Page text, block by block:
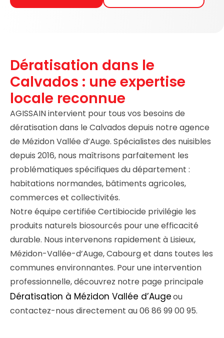
Dératisation dans le
Calvados : une expertise
locale reconnue
AGISSAIN intervient pour tous vos besoins de
dératisation dans le Calvados depuis notre agence
de Mézidon Vallée d’Auge. Spécialistes des nuisibles
depuis 2016, nous maîtrisons parfaitement les
problématiques spécifiques du département :
habitations normandes, bâtiments agricoles,
commerces et collectivités.
Notre équipe certifiée Certibiocide privilégie les
produits naturels biosourcés pour une efficacité
durable. Nous intervenons rapidement à Lisieux,
Mézidon-Vallée-d’Auge, Cabourg et dans toutes les
communes environnantes. Pour une intervention
professionnelle, découvrez notre page principale
Dératisation à Mézidon Vallée d’Augeou
contactez-nous directement au 06 86 99 00 95.